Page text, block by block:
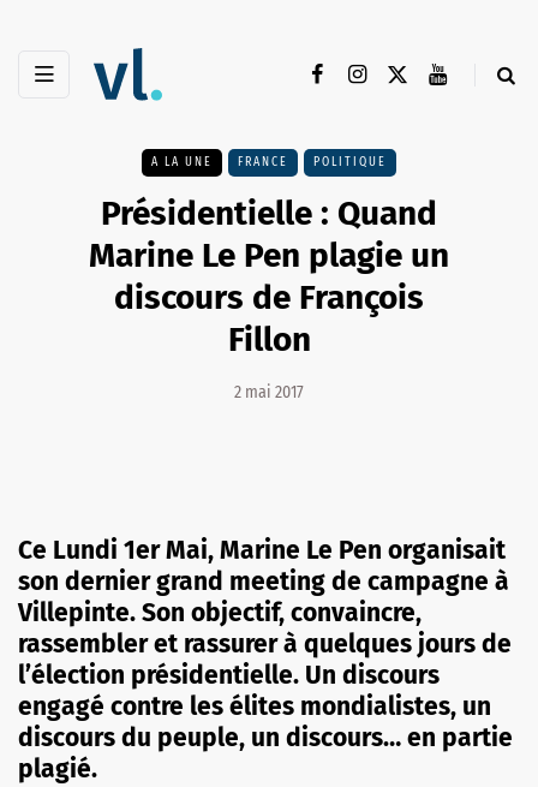
A LA UNE FRANCE POLITIQUE
Présidentielle : Quand
Marine Le Pen plagie un
discours de François
Fillon
2 mai 2017
Ce Lundi 1er Mai, Marine Le Pen organisait
son dernier grand meeting de campagne à
Villepinte. Son objectif, convaincre,
rassembler et rassurer à quelques jours de
l’élection présidentielle. Un discours
engagé contre les élites mondialistes, un
discours du peuple, un discours… en partie
plagié.